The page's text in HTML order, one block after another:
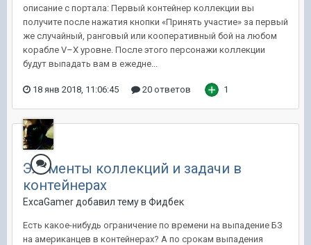
описание с портала: Первый контейнер коллекции вы
получите после нажатия кнопки «Принять участие» за первый
же случайный, ранговый или кооперативный бой на любом
корабле V–X уровне. После этого персонажи коллекции
будут выпадать вам в ежедне...
18 янв 2018, 11:06:45 20 ответов 1
Элементы коллекций и задачи в
контейнерах
ExcaGamer добавил тему в Фидбек
Есть какое-нибудь ограничение по времени на выпадение БЗ
на американцев в контейнерах? А по срокам выпадения